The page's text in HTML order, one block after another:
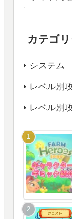
カテゴリ
システム
レベル別
レベル別